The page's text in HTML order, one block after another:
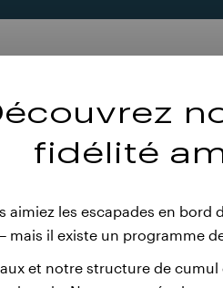
fidélité
aimiez les escapades en bord
mais il existe un programme
et notre structure de